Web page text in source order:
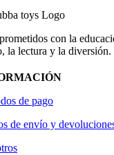
con la
la lectura y la diversión.
de pago
de envío y